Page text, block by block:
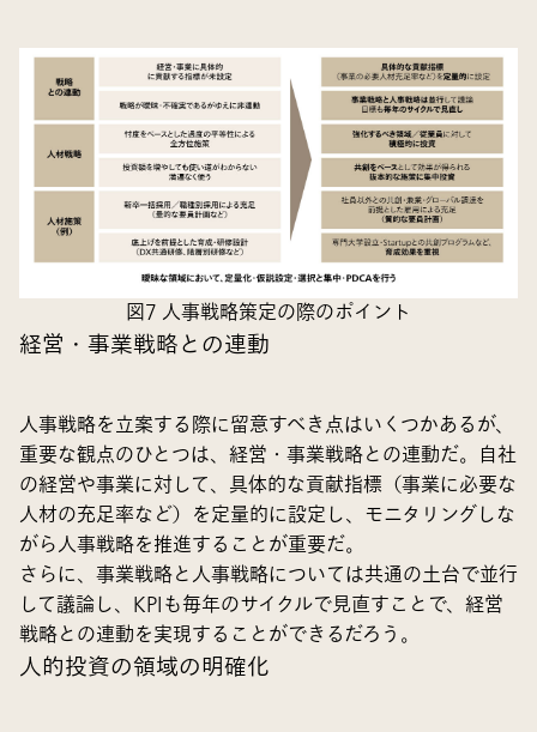
図7 人事戦略策定の際のポイント
経営・事業戦略との連動
人事戦略を立案する際に留意すべき点はいくつかあるが、
重要な観点のひとつは、経営・事業戦略との連動だ。自社
の経営や事業に対して、具体的な貢献指標（事業に必要な
人材の充足率など）を定量的に設定し、モニタリングしな
がら人事戦略を推進することが重要だ。
さらに、事業戦略と人事戦略については共通の土台で並行
して議論し、KPIも毎年のサイクルで見直すことで、経営
戦略との連動を実現することができるだろう。
人的投資の領域の明確化